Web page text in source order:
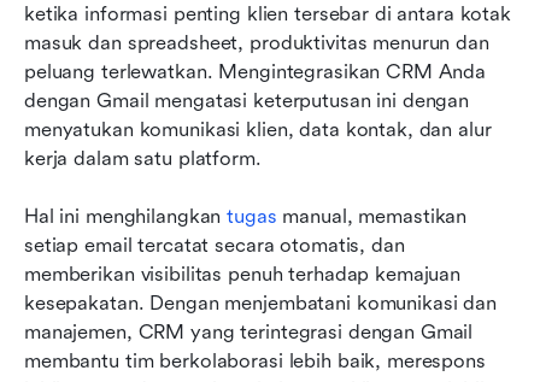
ketika informasi penting klien tersebar di antara kotak
masuk dan spreadsheet, produktivitas menurun dan
peluang terlewatkan. Mengintegrasikan CRM Anda
dengan Gmail mengatasi keterputusan ini dengan
menyatukan komunikasi klien, data kontak, dan alur
kerja dalam satu platform.
Hal ini menghilangkan tugas manual, memastikan
setiap email tercatat secara otomatis, dan
memberikan visibilitas penuh terhadap kemajuan
kesepakatan. Dengan menjembatani komunikasi dan
manajemen, CRM yang terintegrasi dengan Gmail
membantu tim berkolaborasi lebih baik, merespons